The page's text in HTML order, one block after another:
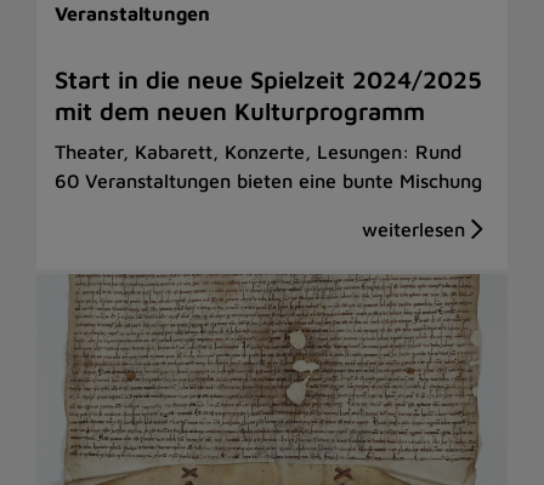
Veranstaltungen
Start in die neue Spielzeit 2024/2025
mit dem neuen Kulturprogramm
Theater, Kabarett, Konzerte, Lesungen: Rund
60 Veranstaltungen bieten eine bunte Mischung